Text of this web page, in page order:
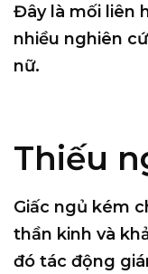
Đây là mối liên
nhiều nghiên
nữ.
Thiếu
Giấc ngủ kém
thần kinh và
đó tác động